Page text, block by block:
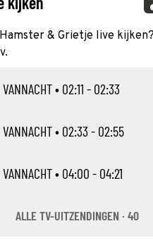
& Grietje live
VANNACHT• 02:11 - 02:33
VANNACHT• 02:33 - 02:55
VANNACHT• 04:00 - 04:21
ALLE TV-UITZENDINGEN · 40